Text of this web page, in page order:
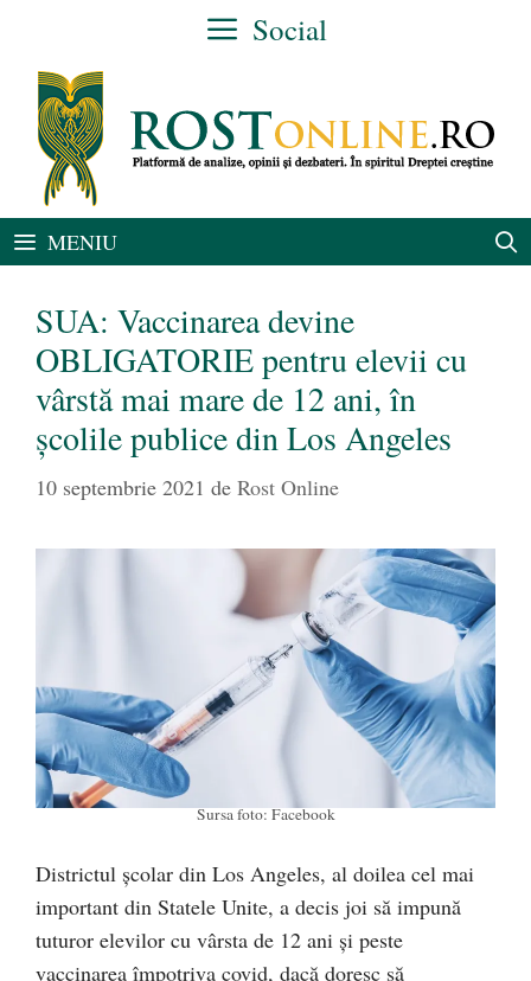
conținut
Social
MENIU
SUA: Vaccinarea devine
OBLIGATORIE pentru elevii cu
vârstă mai mare de 12 ani, în
școlile publice din Los Angeles
10 septembrie 2021 de Rost Online
Sursa foto: Facebook
Districtul şcolar din Los Angeles, al doilea cel mai
important din Statele Unite, a decis joi să impună
tuturor elevilor cu vârsta de 12 ani şi peste
vaccinarea împotriva covid, dacă doresc să